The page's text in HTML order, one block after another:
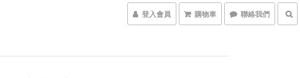
登入會員 購物車 聯絡我們